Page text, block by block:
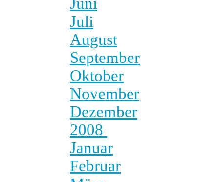
Juli
August
September
Oktober
November
Dezember
2008
Januar
Februar